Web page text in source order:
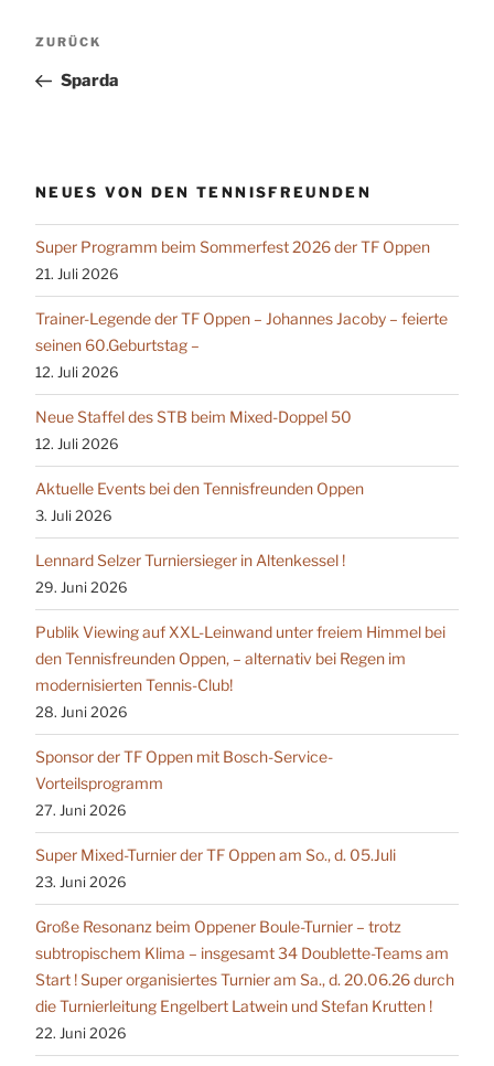
Vorheriger
ZURÜCK
Sparda
NEUES VON DEN TENNISFREUNDEN
Super Programm beim Sommerfest 2026 der TF Oppen
21. Juli 2026
Trainer-Legende der TF Oppen – Johannes Jacoby – feierte
seinen 60.Geburtstag –
12. Juli 2026
Neue Staffel des STB beim Mixed-Doppel 50
12. Juli 2026
Aktuelle Events bei den Tennisfreunden Oppen
3. Juli 2026
Lennard Selzer Turniersieger in Altenkessel !
29. Juni 2026
Publik Viewing auf XXL-Leinwand unter freiem Himmel bei
den Tennisfreunden Oppen, – alternativ bei Regen im
modernisierten Tennis-Club!
28. Juni 2026
Sponsor der TF Oppen mit Bosch-Service-
Vorteilsprogramm
27. Juni 2026
Super Mixed-Turnier der TF Oppen am So., d. 05.Juli
23. Juni 2026
Große Resonanz beim Oppener Boule-Turnier – trotz
subtropischem Klima – insgesamt 34 Doublette-Teams am
Start ! Super organisiertes Turnier am Sa., d. 20.06.26 durch
die Turnierleitung Engelbert Latwein und Stefan Krutten !
22. Juni 2026